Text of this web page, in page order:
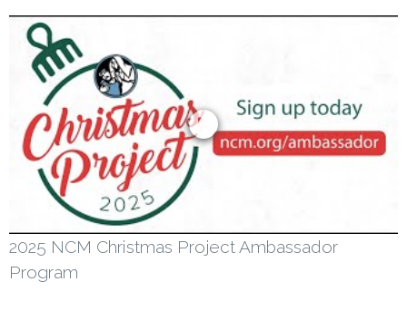
2025 NCM Christmas Project Ambassador
Program